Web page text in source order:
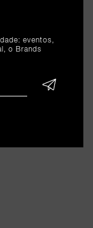
eventos,
o Brands